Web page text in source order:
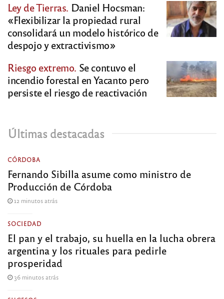
Ley de Tierras. Daniel Hocsman:
«Flexibilizar la propiedad rural
consolidará un modelo histórico de
despojo y extractivismo»
Riesgo extremo. Se contuvo el
incendio forestal en Yacanto pero
persiste el riesgo de reactivación
Últimas destacadas
CÓRDOBA
Fernando Sibilla asume como ministro de
Producción de Córdoba
12 minutos atrás
SOCIEDAD
El pan y el trabajo, su huella en la lucha obrera
argentina y los rituales para pedirle
prosperidad
36 minutos atrás